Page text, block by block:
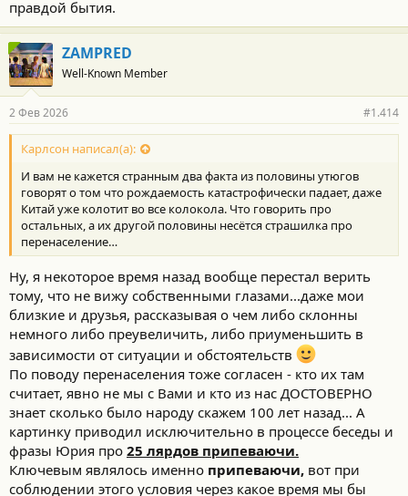
сын сейчас поедет в тюрьму.
Посмотрите, покажите молодежи.
правдой бытия.
ZAMPRED
Well-Known Member
2 Фев 2026 #1.414
Карлсон написал(а):
И вам не кажется странным два факта из половины утюгов
говорят о том что рождаемость катастрофически падает, даже
Китай уже колотит во все колокола. Что говорить про
остальных, а их другой половины несётся страшилка про
перенаселение…
Ну, я некоторое время назад вообще перестал верить
тому, что не вижу собственными глазами...даже мои
близкие и друзья, рассказывая о чем либо склонны
немного либо преувеличить, либо приуменьшить в
зависимости от ситуации и обстоятельств
По поводу перенаселения тоже согласен - кто их там
считает, явно не мы с Вами и кто из нас ДОСТОВЕРНО
знает сколько было народу скажем 100 лет назад... А
картинку приводил исключительно в процессе беседы и
фразы Юрия про 25 лярдов припеваючи.
Ключевым являлось именно припеваючи, вот при
соблюдении этого условия через какое время мы бы